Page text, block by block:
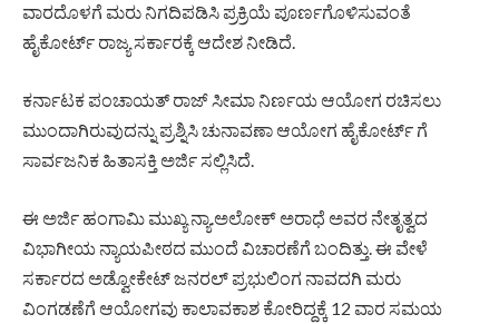
ವಾರದೊಳಗೆ ಮರು ನಿಗದಿಪಡಿಸಿ ಪ್ರಕ್ರಿಯೆ ಪೂರ್ಣಗೊಳಿಸುವಂತೆ
ಹೈಕೋರ್ಟ್ ರಾಜ್ಯ ಸರ್ಕಾರಕ್ಕೆ ಆದೇಶ ನೀಡಿದೆ.
ಕರ್ನಾಟಕ ಪಂಚಾಯತ್ ರಾಜ್ ಸೀಮಾ ನಿರ್ಣಯ ಆಯೋಗ ರಚಿಸಲು
ಮುಂದಾಗಿರುವುದನ್ನು ಪ್ರಶ್ನಿಸಿ ಚುನಾವಣಾ ಆಯೋಗ ಹೈಕೋರ್ಟ್ ಗೆ
ಸಾರ್ವಜನಿಕ ಹಿತಾಸಕ್ತಿ ಅರ್ಜಿ ಸಲ್ಲಿಸಿದೆ.
ಈ ಅರ್ಜಿ ಹಂಗಾಮಿ ಮುಖ್ಯ ನ್ಯಾ.ಅಲೋಕ್ ಅರಾಧೆ ಅವರ ನೇತೃತ್ವದ
ವಿಭಾಗೀಯ ನ್ಯಾಯಪೀಠದ ಮುಂದೆ ವಿಚಾರಣೆಗೆ ಬಂದಿತ್ತು. ಈ ವೇಳೆ
ಸರ್ಕಾರದ ಅಡ್ವೋಕೇಟ್ ಜನರಲ್ ಪ್ರಭುಲಿಂಗ ನಾವದಗಿ ಮರು
ವಿಂಗಡಣೆಗೆ ಆಯೋಗವು ಕಾಲಾವಕಾಶ ಕೋರಿದ್ದಕ್ಕೆ 12 ವಾರ ಸಮಯ